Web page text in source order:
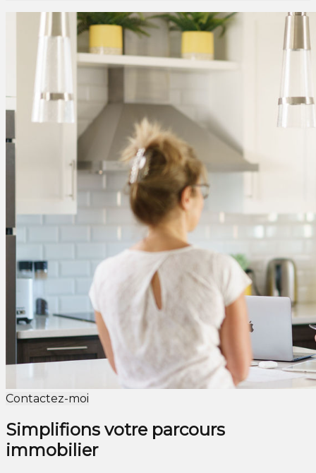
Contactez-moi
Simplifions votre parcours
immobilier